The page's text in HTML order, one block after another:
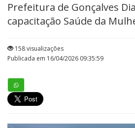
Prefeitura de Gonçalves
capacitação Saúde da
158 visualizações
Publicada em 16/04/2026 09:35:59